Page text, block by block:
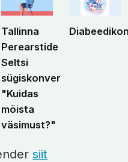
Tallinna
Perearstide
Seltsi
sügiskonverents
"Kuidas
mõista
väsimust?"
siit